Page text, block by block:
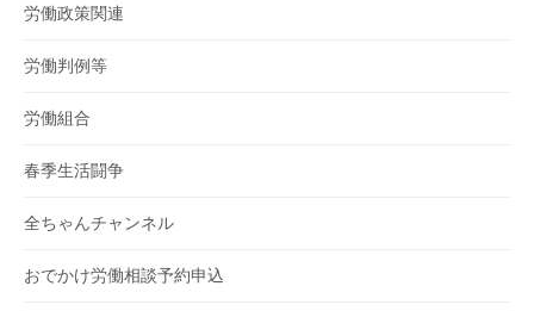
労働政策関連
労働判例等
労働組合
春季生活闘争
全ちゃんチャンネル
おでかけ労働相談予約申込